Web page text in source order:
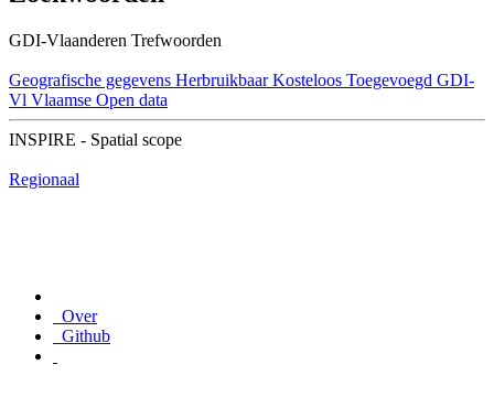
GDI-Vlaanderen Trefwoorden
Geografische gegevens Herbruikbaar Kosteloos Toegevoegd GDI-
Vl Vlaamse Open data
INSPIRE - Spatial scope
Regionaal
Over
Github